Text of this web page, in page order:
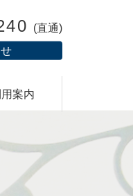
(直通)
案内